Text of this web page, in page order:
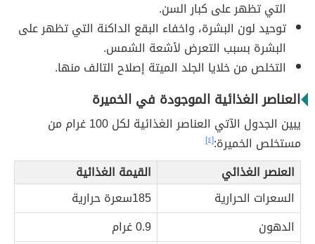
التي تظهر على كبار السن.
توحيد لون البشرة، واخفاء البقع الداكنة التي تظهر على
البشرة بسبب التعرض لأشعة الشمس.
التخلص من خلايا الجلد الميتة إصلاح التالف منها.
العناصر الغذائية الموجودة في الخميرة
يبين الجدول الآتي العناصر الغذائية لكل 100 غرام من
مستخلص الخميرة:[٤]
العنصر الغذائي
القيمة الغذائية
السعرات الحرارية
185سعرة حرارية
الدهون
0.9 غرام